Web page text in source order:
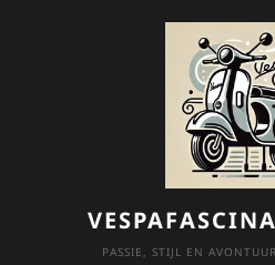
PASSIE, STIJL EN